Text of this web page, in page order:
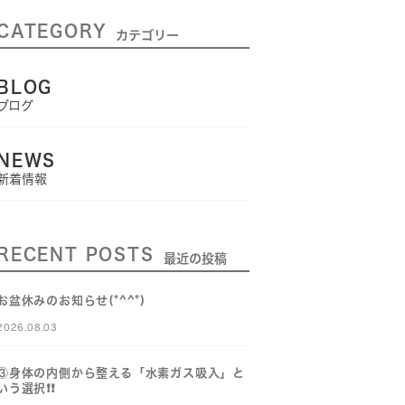
カテゴリー
BLOG
ログ
NEWS
着情報
RECENT POSTS 最近の投稿
盆休みのお知らせ(*^^*)
身体の内側から整える「水素ガス吸入」と
う選択❗️❗️